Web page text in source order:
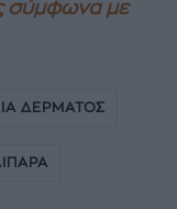
σύμφωνα με
ΔΕΡΜΑΤΟΣ